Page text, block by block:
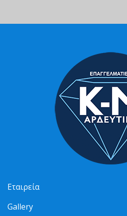
Εταιρεία
Gallery